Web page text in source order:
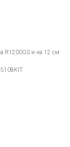
R1200GS и на 12 см